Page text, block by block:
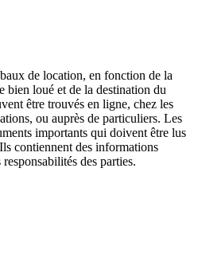
de location, en fonction de la
bien loué et de la destination du
être trouvés en ligne, chez les
ou auprès de particuliers. Les
importants qui doivent être lus
contiennent des informations
des parties.